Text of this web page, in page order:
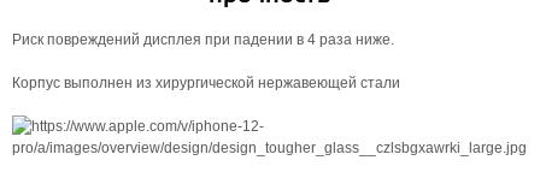
Риск повреждений дисплея при падении в 4 раза ниже.
Корпус выполнен из хирургической нержавеющей стали